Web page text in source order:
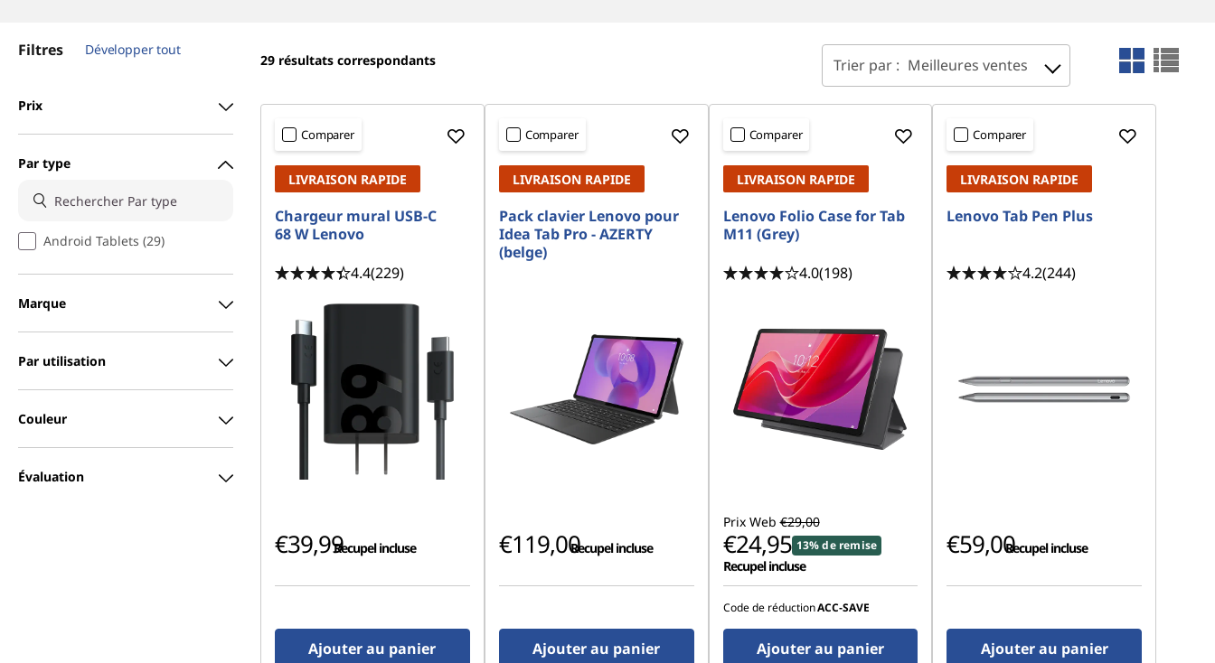
Filtres Développer tout
Prix
Par type
Android Tablets (29)
Marque
Par utilisation
Couleur
Évaluation
29 résultats correspondants Trier par : Meilleures ventes
Comparer
LIVRAISON RAPIDE
Chargeur mural USB-C
68 W Lenovo
4.4(229)
€39,99Recupel incluse
Ajouter au panier
Comparer
LIVRAISON RAPIDE
Pack clavier Lenovo pour
Idea Tab Pro - AZERTY
(belge)
€119,00Recupel incluse
Ajouter au panier
Comparer
LIVRAISON RAPIDE
Lenovo Folio Case for Tab
M11 (Grey)
4.0(198)
Prix Web €29,00
€24,95 13% de remise
Recupel incluse
Code de réductionACC‑SAVE
Ajouter au panier
Comparer
LIVRAISON RAPIDE
Lenovo Tab Pen Plus
4.2(244)
€59,00Recupel incluse
Ajouter au panier